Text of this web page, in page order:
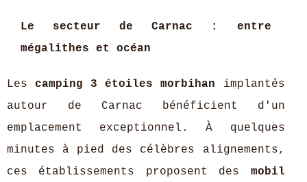
Le secteur de Carnac : entre
mégalithes et océan
Lescamping 3 étoiles morbihan implantés
autour de Carnac bénéficient d'un
emplacement exceptionnel. À quelques
minutes à pied des célèbres alignements,
ces établissements proposent des mobil